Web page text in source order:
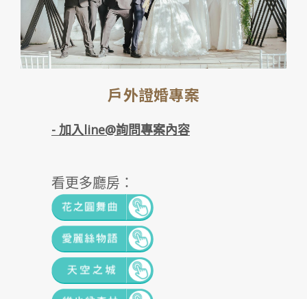
戶外證婚專案
- 加入line@詢問專案內容
看更多廳房：